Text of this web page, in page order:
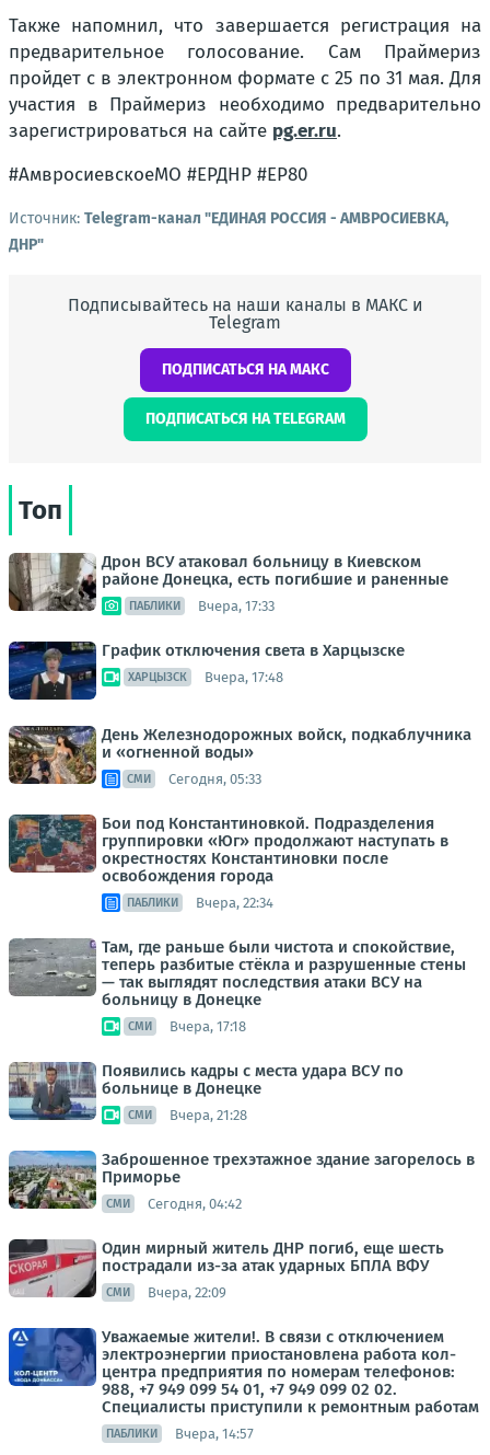
Также напомнил, что завершается регистрация на
предварительное голосование. Сам Праймериз
пройдет с в электронном формате с 25 по 31 мая. Для
участия в Праймериз необходимо предварительно
зарегистрироваться на сайте pg.er.ru.
#АмвросиевскоеМО #ЕРДНР #ЕР80
Источник: Telegram-канал "ЕДИНАЯ РОССИЯ - АМВРОСИЕВКА,
ДНР"
Подписывайтесь на наши каналы в МАКС и
Telegram
ПОДПИСАТЬСЯ НА МАКС
ПОДПИСАТЬСЯ НА TELEGRAM
Топ
Дрон ВСУ атаковал больницу в Киевском
районе Донецка, есть погибшие и раненные
ПАБЛИКИ Вчера, 17:33
График отключения света в Харцызске
ХАРЦЫЗСК Вчера, 17:48
День Железнодорожных войск, подкаблучника
и «огненной воды»
СМИ Сегодня, 05:33
Бои под Константиновкой. Подразделения
группировки «Юг» продолжают наступать в
окрестностях Константиновки после
освобождения города
ПАБЛИКИ Вчера, 22:34
Там, где раньше были чистота и спокойствие,
теперь разбитые стёкла и разрушенные стены
— так выглядят последствия атаки ВСУ на
больницу в Донецке
СМИ Вчера, 17:18
Появились кадры с места удара ВСУ по
больнице в Донецке
СМИ Вчера, 21:28
Заброшенное трехэтажное здание загорелось в
Приморье
СМИ Сегодня, 04:42
Один мирный житель ДНР погиб, еще шесть
пострадали из-за атак ударных БПЛА ВФУ
СМИ Вчера, 22:09
Уважаемые жители!. В связи с отключением
электроэнергии приостановлена работа кол-
центра предприятия по номерам телефонов:
988, +7 949 099 54 01, +7 949 099 02 02.
Специалисты приступили к ремонтным работам
ПАБЛИКИ Вчера, 14:57